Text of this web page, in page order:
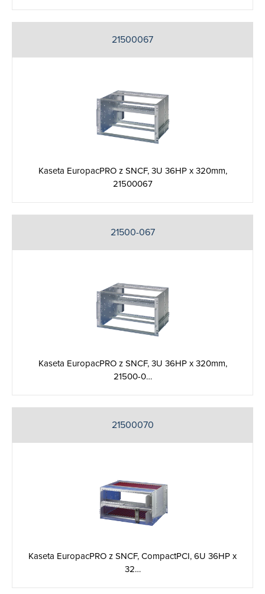
21500067
Kaseta EuropacPRO z SNCF, 3U 36HP x 320mm,
21500067
21500-067
Kaseta EuropacPRO z SNCF, 3U 36HP x 320mm,
21500-0…
21500070
Kaseta EuropacPRO z SNCF, CompactPCI, 6U 36HP x
32…